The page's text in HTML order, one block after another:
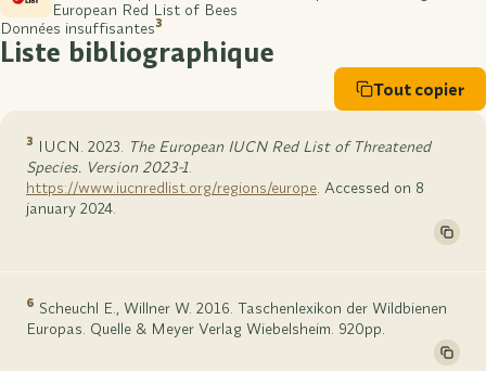
European Red List of Bees
Données insuffisantes3
Liste bibliographique
Tout copier
3 IUCN. 2023. The European IUCN Red List of Threatened
Species. Version 2023-1.
https://www.iucnredlist.org/regions/europe. Accessed on 8
january 2024.
6 Scheuchl E., Willner W. 2016. Taschenlexikon der Wildbienen
Europas. Quelle & Meyer Verlag Wiebelsheim. 920pp.